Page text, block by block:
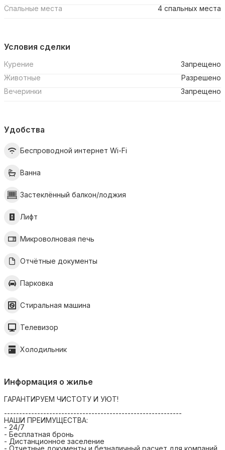
Спальные места 4 спальных места
Условия сделки
Курение
Запрещено
Животные
Разрешено
Вечеринки
Запрещено
Удобства
Беспроводной интернет Wi-Fi
Ванна
Застеклённый балкон/лоджия
Лифт
Микроволновая печь
Отчётные документы
Парковка
Стиральная машина
Телевизор
Холодильник
Информация о жилье
ГАРАНТИРУЕМ ЧИСТОТУ И УЮТ!
-----------------------------------------------------------
НАШИ ПРЕИМУЩЕСТВА:
- 24/7
- Бесплатная бронь
- Дистанционное заселение
- Отчетные документы и безналичный расчет для компаний